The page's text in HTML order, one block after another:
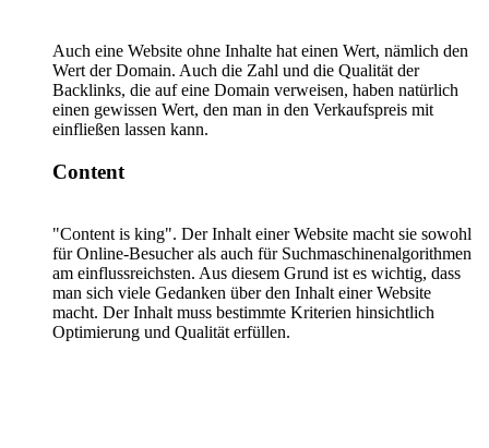
Auch eine Website ohne Inhalte hat einen Wert, nämlich den
Wert der Domain. Auch die Zahl und die Qualität der
Backlinks, die auf eine Domain verweisen, haben natürlich
einen gewissen Wert, den man in den Verkaufspreis mit
einfließen lassen kann.
Content
"Content is king". Der Inhalt einer Website macht sie sowohl
für Online-Besucher als auch für Suchmaschinenalgorithmen
am einflussreichsten. Aus diesem Grund ist es wichtig, dass
man sich viele Gedanken über den Inhalt einer Website
macht. Der Inhalt muss bestimmte Kriterien hinsichtlich
Optimierung und Qualität erfüllen.